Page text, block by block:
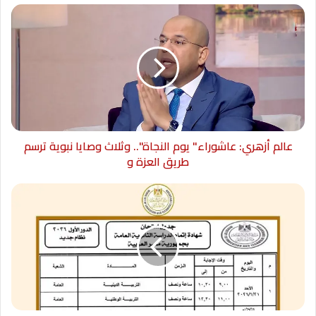
وبدأ اجتماع المجلس بمناقشة الموقف التنفيذي
وإحاطة مجلس الإدارة بالموقف التنفيذي لجلسة
رقم ٧٣، ومنها الموافقة على اعتماد الاستراتيجية
والخطة الوطنية للتنوع البيولوجي، وبدء تطبيق قرار
مجلس الإدارة في الاستمرار بالتوسع في تطبيق
منظومة الدفع غير النقدي وتنويع وسائل التحصيل
الإلكتروني لرسوم زيارة المحميات الطبيعية بما
يسهم في إحكام الرقابة وتعظيم موارد الدولة في
إطار الالتزام بالقوانين واللوائح المنظمة، وقرار
عالم أزهري: عاشوراء" يوم النجاة".. وثلاث وصايا نبوية ترسم
طريق العزة و